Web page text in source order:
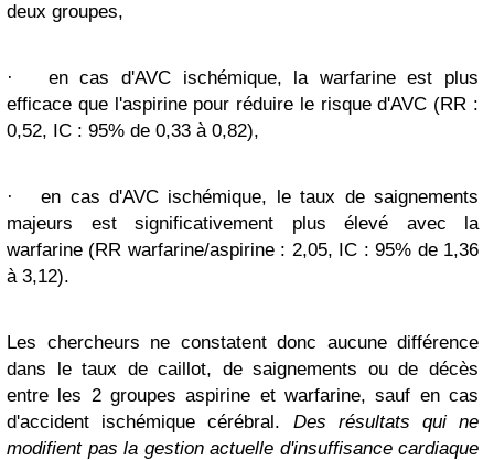
deux groupes,
·
en cas d'AVC ischémique, la warfarine est plus
efficace que l'aspirine pour réduire le risque d'AVC (RR :
0,52, IC : 95% de 0,33 à 0,82),
·
en cas d'AVC ischémique, le taux de saignements
majeurs est significativement plus élevé avec la
warfarine (RR warfarine/aspirine : 2,05, IC : 95% de 1,36
à 3,12).
Les chercheurs ne constatent donc aucune différence
dans le taux de caillot, de saignements ou de décès
entre les 2 groupes aspirine et warfarine, sauf en cas
d'accident ischémique cérébral. Des résultats qui ne
modifient pas la gestion actuelle d'insuffisance cardiaque